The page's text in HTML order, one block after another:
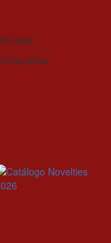
403
pillow